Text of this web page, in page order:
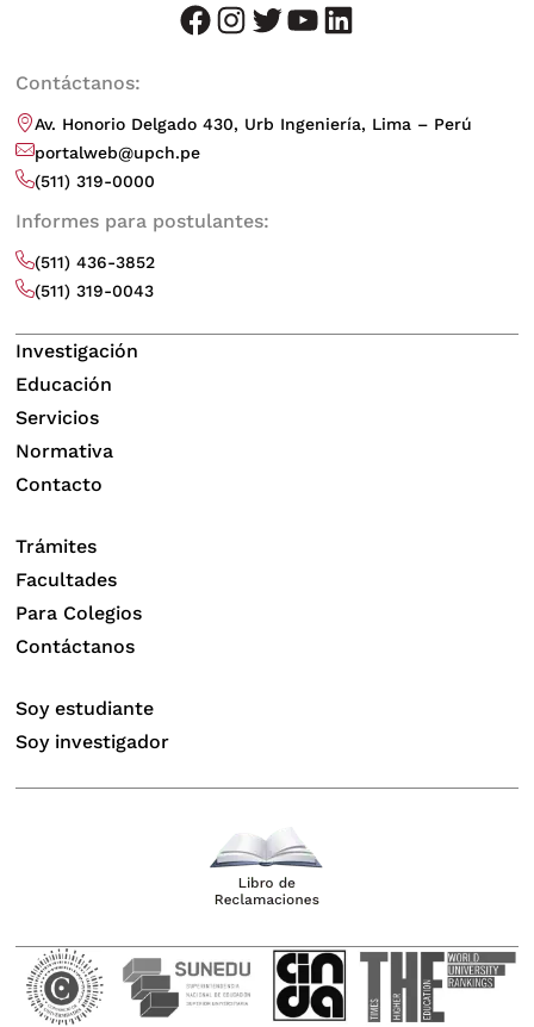
facebook instagram twitter youtube LinkedIn
Contáctanos:
Av. Honorio Delgado 430, Urb Ingeniería, Lima – Perú
portalweb@upch.pe
(511) 319-0000
Informes para postulantes:
(511) 436-3852
(511) 319-0043
Investigación
Educación
Servicios
Normativa
Contacto
Trámites
Facultades
Para Colegios
Contáctanos
Soy estudiante
Soy investigador